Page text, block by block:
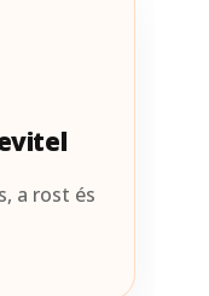
a rost és